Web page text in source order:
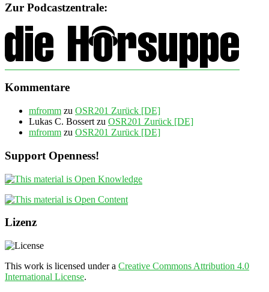
Zur Podcastzentrale:
Kommentare
mfromm zu OSR201 Zurück [DE]
Lukas C. Bossert zu OSR201 Zurück [DE]
mfromm zu OSR201 Zurück [DE]
Support Openness!
Lizenz
This work is licensed under a Creative Commons Attribution 4.0
International License.